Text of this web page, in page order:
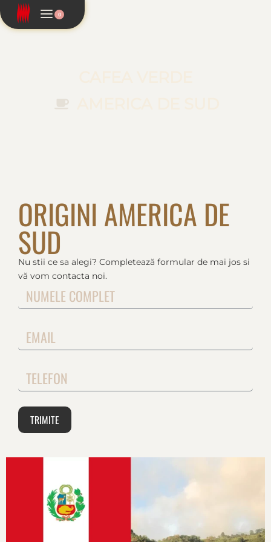
0
ORIGINI AMERICA DE
SUD
Nu stii ce sa alegi? Completează formular de mai jos si
vă vom contacta noi.
TRIMITE